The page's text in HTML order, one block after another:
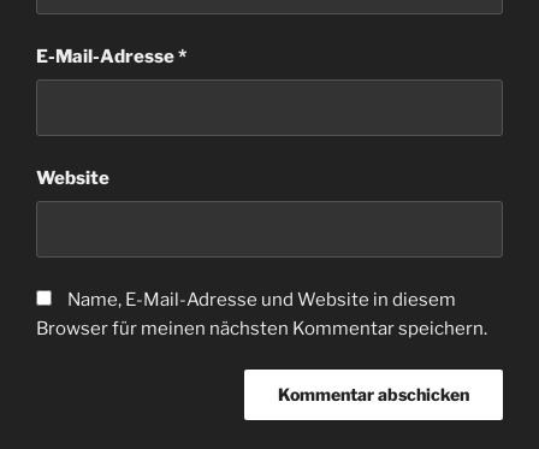
E-Mail-Adresse*
Website
Name, E-Mail-Adresse und Website in diesem
Browser für meinen nächsten Kommentar speichern.